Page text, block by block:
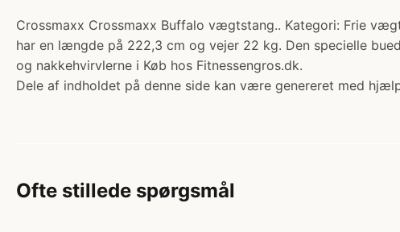
Crossmaxx Crossmaxx Buffalo vægtstang.. Kategori: Frie
har en længde på 222,3 cm og vejer 22 kg. Den specielle
og nakkehvirvlerne i Køb hos Fitnessengros.dk.
Dele af indholdet på denne side kan være genereret med
Ofte stillede spørgsmål